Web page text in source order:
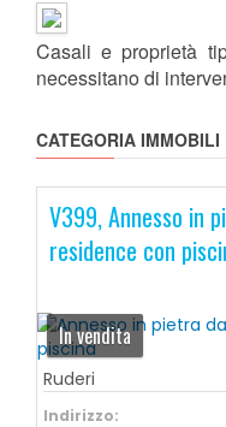
Casali e proprietà
necessitano di
CATEGORIA IMMOBILI
V399, Annesso in
residence con
In vendita
Ruderi
Indirizzo: